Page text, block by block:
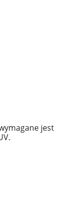
jest